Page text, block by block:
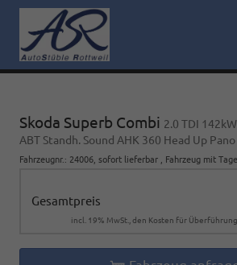
Skoda Superb Combi 2.0 TDI
ABT Standh. Sound AHK 360 Head Up Pano
Fahrzeugnr. : 24006 sofort lieferbar Fahrzeug mit
Gesamtpreis
incl. 19% MwSt., den Kosten für